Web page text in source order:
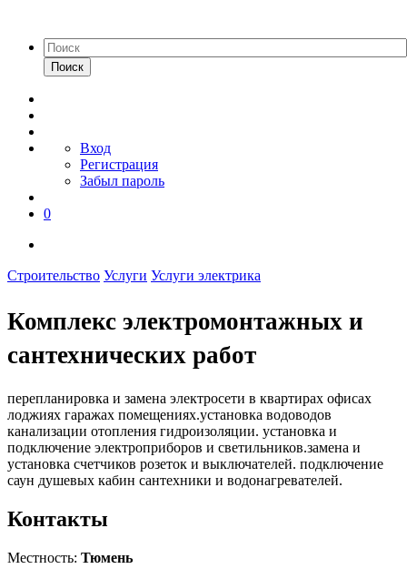
Поиск
Вход
Регистрация
Забыл пароль
0
Строительство Услуги Услуги электрика
Комплекс электромонтажных и
сантехнических работ
перепланировка и замена электросети в квартирах офисах
лоджиях гаражах помещениях.установка водоводов
канализации отопления гидроизоляции. установка и
подключение электроприборов и светильников.замена и
установка счетчиков розеток и выключателей. подключение
саун душевых кабин сантехники и водонагревателей.
Контакты
Местность: Тюмень